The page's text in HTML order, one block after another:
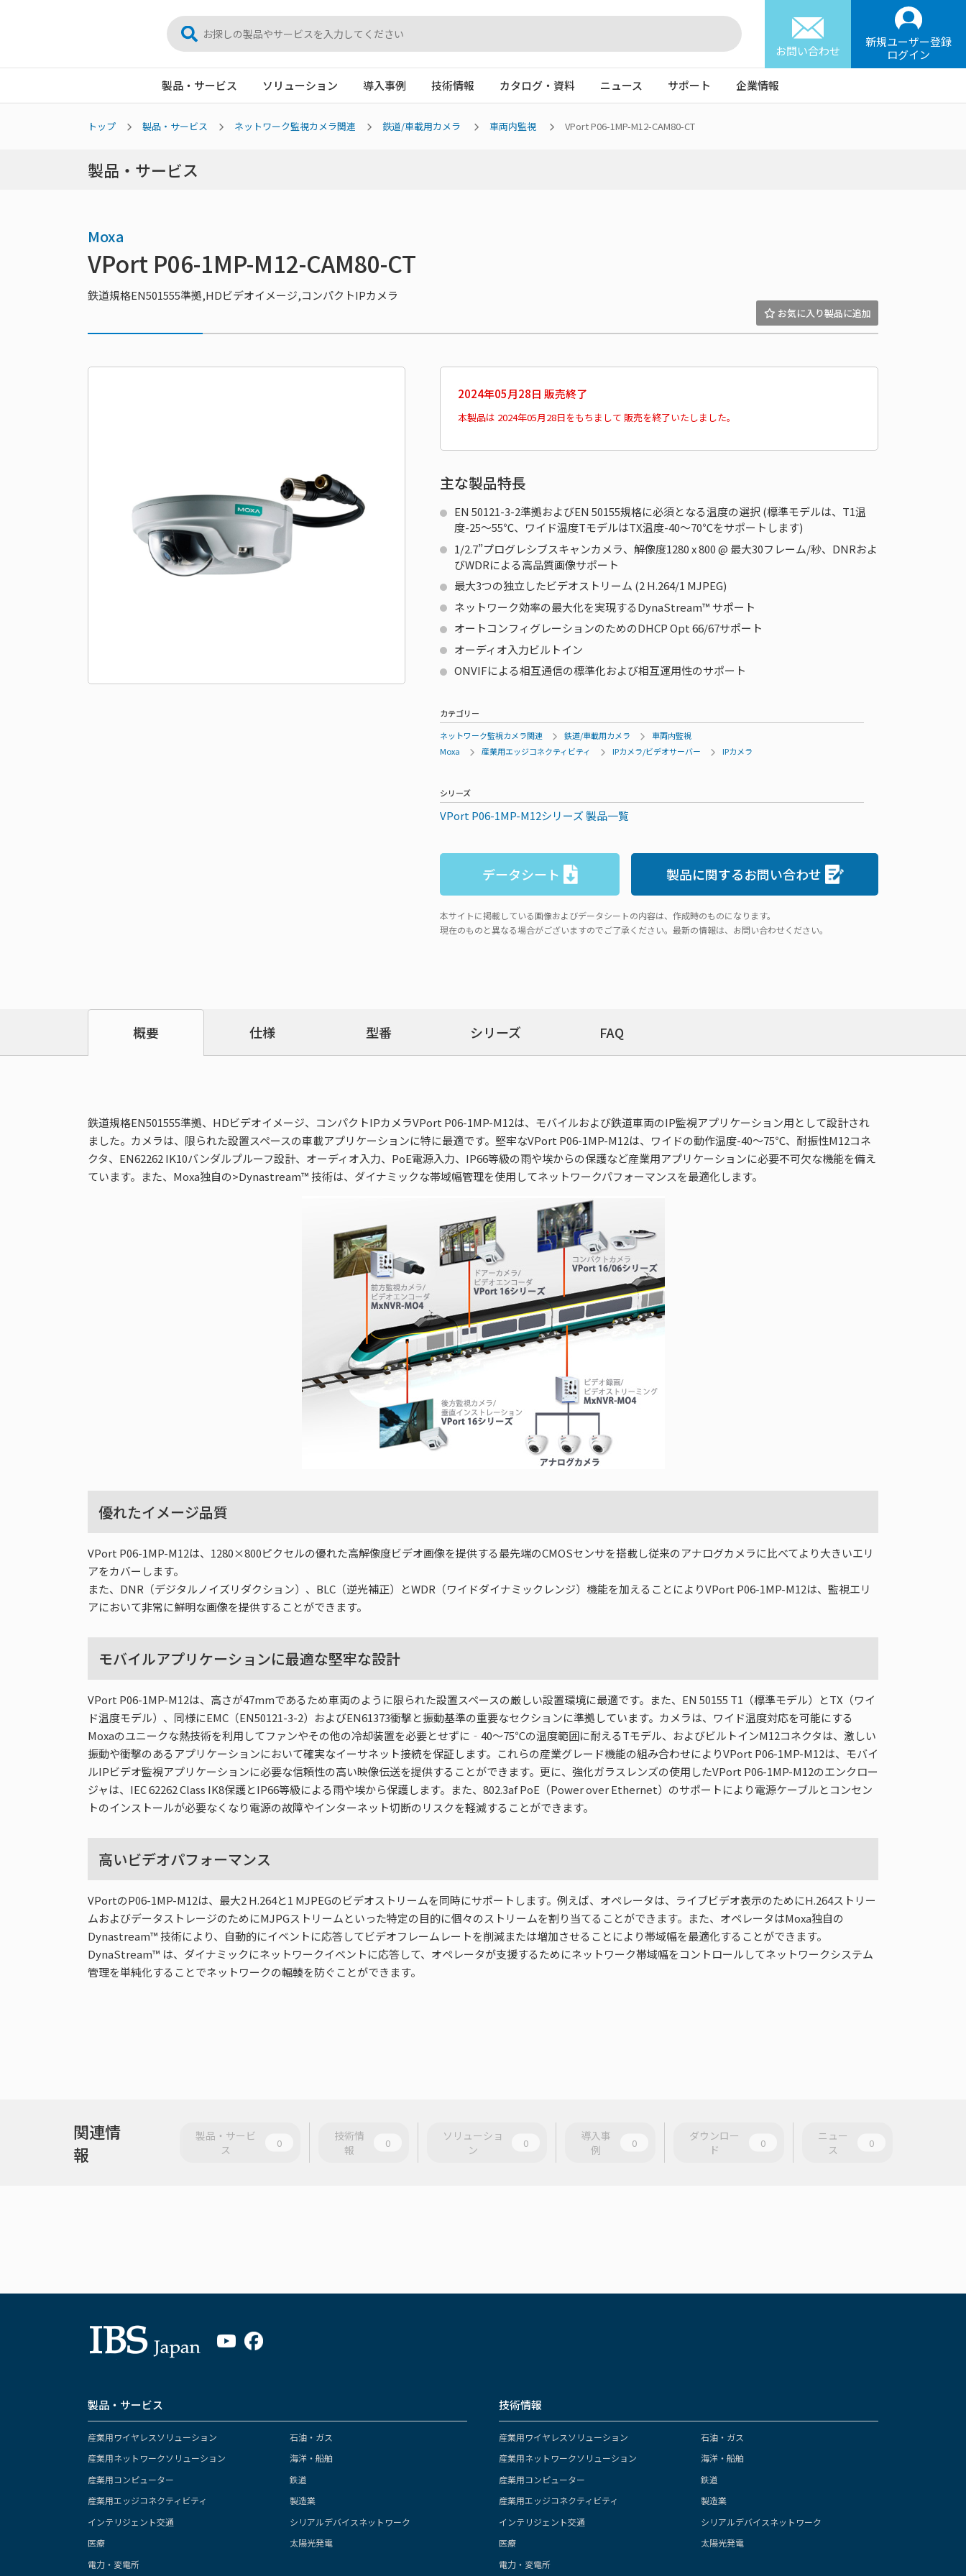
お問い合わせ
新規ユーザー登録
ログイン
製品・サービス ソリューション 導入事例 技術情報 カタログ・資料 ニュース サポート 企業情報
トップ 製品・サービス ネットワーク監視カメラ関連 鉄道/車載用カメラ 車両内監視 VPort P06-1MP-M12-CAM80-CT
製品・サービス
Moxa
VPort P06-1MP-M12-CAM80-CT
鉄道規格EN501555準拠,HDビデオイメージ,コンパクトIPカメラ
2024年05月28日 販売終了
本製品は 2024年05月28日をもちまして 販売を終了いたしました。
主な製品特長
EN 50121-3-2準拠およびEN 50155規格に必須となる温度の選択 (標準モデルは、T1温
度-25～55℃、ワイド温度TモデルはTX温度-40～70℃をサポートします)
1/2.7”プログレシブスキャンカメラ、解像度1280 x 800 @ 最大30フレーム/秒、DNRおよ
びWDRによる高品質画像サポート
最大3つの独立したビデオストリーム (2 H.264/1 MJPEG)
ネットワーク効率の最大化を実現するDynaStream™ サポート
オートコンフィグレーションのためのDHCP Opt 66/67サポート
オーディオ入力ビルトイン
ONVIFによる相互通信の標準化および相互運用性のサポート
カテゴリー
ネットワーク監視カメラ関連
鉄道/車載用カメラ
車両内監視
Moxa
産業用エッジコネクティビティ IPカメラ/ビデオサーバー IPカメラ
シリーズ
VPort P06-1MP-M12シリーズ 製品一覧
データシート 製品に関するお問い合わせ
本サイトに掲載している画像およびデータシートの内容は、作成時のものになります。
現在のものと異なる場合がございますのでご了承ください。最新の情報は、お問い合わせください。
概要 仕様 型番 シリーズ FAQ
鉄道規格EN501555準拠、HDビデオイメージ、コンパクトIPカメラVPort P06-1MP-M12は、モバイルおよび鉄道車両のIP監視アプリケーション用として設計され
ました。カメラは、限られた設置スペースの車載アプリケーションに特に最適です。堅牢なVPort P06-1MP-M12は、ワイドの動作温度-40～75℃、耐振性M12コネ
クタ、EN62262 IK10バンダルプルーフ設計、オーディオ入力、PoE電源入力、IP66等級の雨や埃からの保護など産業用アプリケーションに必要不可欠な機能を備え
ています。また、Moxa独自の>Dynastream™ 技術は、ダイナミックな帯域幅管理を使用してネットワークパフォーマンスを最適化します。
優れたイメージ品質
VPort P06-1MP-M12は、1280×800ピクセルの優れた高解像度ビデオ画像を提供する最先端のCMOSセンサを搭載し従来のアナログカメラに比べてより大きいエリ
アをカバーします。
また、DNR（デジタルノイズリダクション）、BLC（逆光補正）とWDR（ワイドダイナミックレンジ）機能を加えることによりVPort P06-1MP-M12は、監視エリ
アにおいて非常に鮮明な画像を提供することができます。
モバイルアプリケーションに最適な堅牢な設計
VPort P06-1MP-M12は、高さが47mmであるため車両のように限られた設置スペースの厳しい設置環境に最適です。また、EN 50155 T1（標準モデル）とTX（ワイ
ド温度モデル）、同様にEMC（EN50121-3-2）およびEN61373衝撃と振動基準の重要なセクションに準拠しています。カメラは、ワイド温度対応を可能にする
Moxaのユニークな熱技術を利用してファンやその他の冷却装置を必要とせずに‐40～75℃の温度範囲に耐えるTモデル、およびビルトインM12コネクタは、激しい
振動や衝撃のあるアプリケーションにおいて確実なイーサネット接続を保証します。これらの産業グレード機能の組み合わせによりVPort P06-1MP-M12は、モバイ
ルIPビデオ監視アプリケーションに必要な信頼性の高い映像伝送を提供することができます。更に、強化ガラスレンズの使用したVPort P06-1MP-M12のエンクロー
ジャは、IEC 62262 Class IK8保護とIP66等級による雨や埃から保護します。また、802.3af PoE（Power over Ethernet）のサポートにより電源ケーブルとコンセン
トのインストールが必要なくなり電源の故障やインターネット切断のリスクを軽減することができます。
高いビデオパフォーマンス
VPortのP06-1MP-M12は、最大2 H.264と1 MJPEGのビデオストリームを同時にサポートします。例えば、オペレータは、ライブビデオ表示のためにH.264ストリー
ムおよびデータストレージのためにMJPGストリームといった特定の目的に個々のストリームを割り当てることができます。また、オペレータはMoxa独自の
Dynastream™ 技術により、自動的にイベントに応答してビデオフレームレートを削減または増加させることにより帯域幅を最適化することができます。
DynaStream™ は、ダイナミックにネットワークイベントに応答して、オペレータが支援するためにネットワーク帯域幅をコントロールしてネットワークシステム
管理を単純化することでネットワークの輻輳を防ぐことができます。
関連情
報
製品・サービ
ス
0
技術情
報
0
ソリューショ
ン
0
導入事
例
0
ダウンロー
ド
0
ニュー
ス
0
製品・サービス
産業用ワイヤレスソリューション
産業用ネットワークソリューション
産業用コンピューター
産業用エッジコネクティビティ
インテリジェント交通
医療
電力・変電所
石油・ガス
海洋・船舶
鉄道
製造業
シリアルデバイスネットワーク
太陽光発電
技術情報
産業用ワイヤレスソリューション
産業用ネットワークソリューション
産業用コンピューター
産業用エッジコネクティビティ
インテリジェント交通
医療
電力・変電所
石油・ガス
海洋・船舶
鉄道
製造業
シリアルデバイスネットワーク
太陽光発電